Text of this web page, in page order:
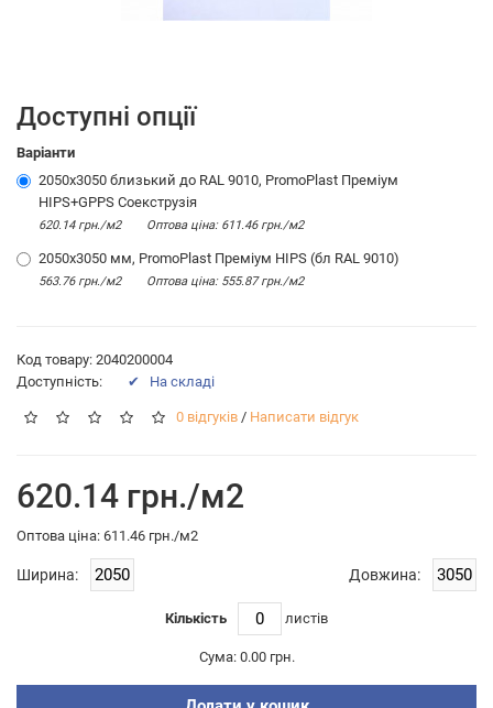
Доступні опції
Варіанти
2050х3050 близький до RAL 9010, PromoPlast Преміум
HIPS+GPPS Соекструзія
620.14 грн./м2 Оптова цiна: 611.46 грн./м2
2050х3050 мм, PromoPlast Преміум HIPS (бл RAL 9010)
563.76 грн./м2 Оптова цiна: 555.87 грн./м2
Код товару: 2040200004
Доступність:
✔ На складі
0 відгуків / Написати відгук
620.14 грн./м2
Оптова цiна: 611.46 грн./м2
Ширина: Довжина:
Кількість листiв
Сума: 0.00 грн.